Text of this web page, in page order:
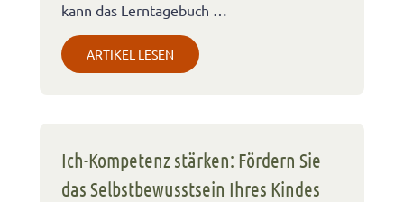
kann das Lerntagebuch …
ARTIKEL LESEN
Ich-Kompetenz stärken: Fördern Sie
das Selbstbewusstsein Ihres Kindes